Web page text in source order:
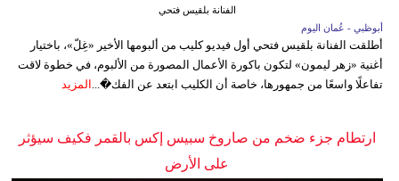
الفنانة بلقيس فتحي
أبوظبي - عُمان اليوم
أطلقت الفنانة بلقيس فتحي أول فيديو كليب من ألبومها الأخير «غِلّ»، باختيار
أغنية «زهر ليمون» لتكون باكورة الأعمال المصورة من الألبوم، في خطوة لاقت
تفاعلًا واسعًا من جمهورها، خاصة أن الكليب ابتعد عن الفك�... المزيد
ارتطام جزء ضخم من صاروخ سبيس إكس بالقمر فكيف سيؤثر
على الأرض